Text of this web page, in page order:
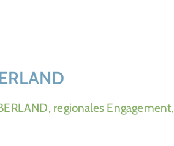
regionales Engagement,